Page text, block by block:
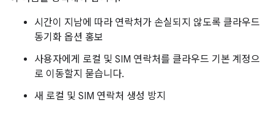
시간이 지남에 따라 연락처가 손실되지 않도록 클라우드
동기화 옵션 홍보
사용자에게 로컬 및 SIM 연락처를 클라우드 기본 계정으
로 이동할지 묻습니다.
새 로컬 및 SIM 연락처 생성 방지